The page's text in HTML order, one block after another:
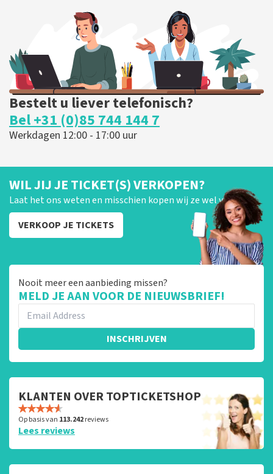
Bestelt u liever telefonisch?
Bel +31 (0)85 744 144 7
Werkdagen 12:00 - 17:00 uur
WIL JIJ JE TICKET(S) VERKOPEN?
Laat het ons weten en misschien kopen wij ze wel van je!
VERKOOP JE TICKETS
Nooit meer een aanbieding missen?
MELD JE AAN VOOR DE NIEUWSBRIEF!
INSCHRIJVEN
KLANTEN OVER TOPTICKETSHOP
Op basis van 113.242reviews
Lees reviews